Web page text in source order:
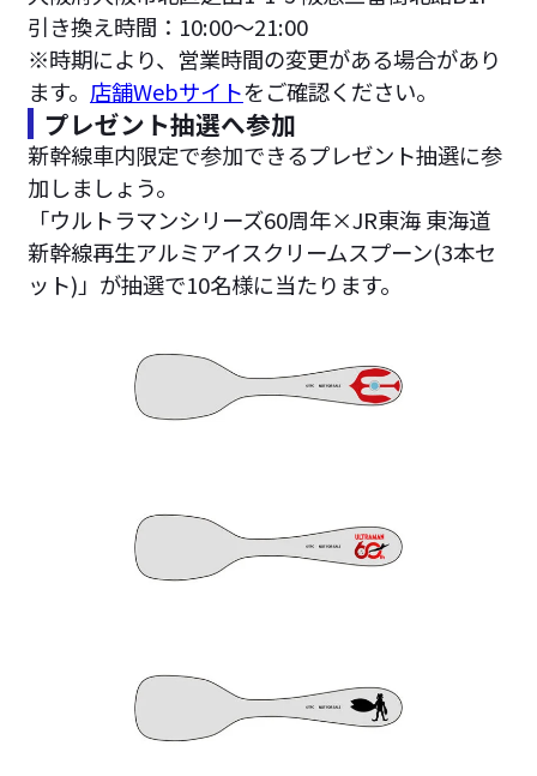
引き換え時間：10:00～21:00
※時期により、営業時間の変更がある場合があり
ます。 店舗Webサイトをご確認ください。
プレゼント抽選へ参加
新幹線車内限定で参加できるプレゼント抽選に参
加しましょう。
「ウルトラマンシリーズ60周年×JR東海 東海道
新幹線再生アルミアイスクリームスプーン(3本セ
ット)」が抽選で10名様に当たります。